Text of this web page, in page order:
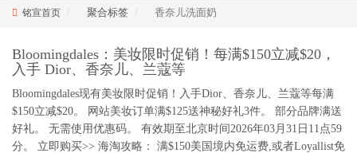
铭宣首页 聚合标签 香奈儿洗面奶
Bloomingdales：美妆限时促销！每满$150立减$20，
入手 Dior、香奈儿、兰蔻等
Bloomingdales现有美妆限时促销！入手Dior、香奈儿、兰蔻等每满
$150立减$20。 网站美妆订单满$125送神秘好礼3件。 部分品牌满送
好礼。 无需使用优惠码。 有效期至北京时间2026年03月31日11点59
分。 立即购买>> 海淘攻略： 满$150美国境内免运费,或者Loyallist免